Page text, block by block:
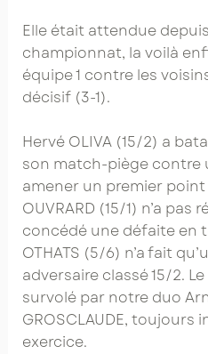
Elle était attendue
championnat, la voilà
équipe 1 contre les
décisif (3-1).
Hervé OLIVA (15/2) a
son match-piège contre
amener un premier point
OUVRARD (15/1) n’a pas
concédé une défaite en
OTHATS (5/6) n’a fait
adversaire classé 15/2.
survolé par notre duo
GROSCLAUDE, toujours
exercice.